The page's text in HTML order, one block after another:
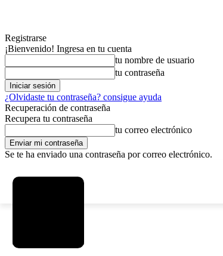
Registrarse
¡Bienvenido! Ingresa en tu cuenta
tu nombre de usuario
tu contraseña
¿Olvidaste tu contraseña? consigue ayuda
Recuperación de contraseña
Recupera tu contraseña
tu correo electrónico
Se te ha enviado una contraseña por correo electrónico.